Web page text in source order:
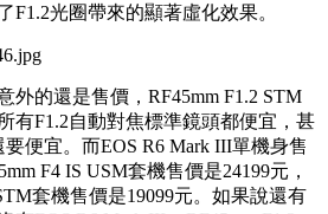
F1.2光圈帶來的顯著虛化效果。
外的還是售價，RF45mm F1.2 STM
有F1.2自動對焦標準鏡頭都便宜，甚
便宜。而EOS R6 Mark III單機身售
F4 IS USM套機售價是24199元，
套機售價是19099元。如果說還有